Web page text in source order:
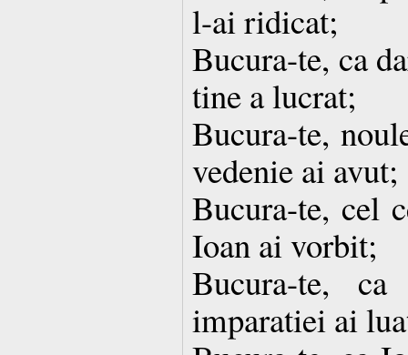
l-ai ridicat;
Bucura-te, ca
tine a lucrat;
Bucura-te,
vedenie ai avut;
Bucura-te, cel
Ioan ai vorbit;
Bucura-te,
imparatiei ai